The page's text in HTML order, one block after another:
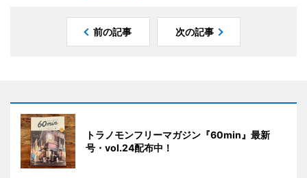
前の記事 次の記事
トラノモンフリーマガジン『60min』最新
号・vol.24配布中！